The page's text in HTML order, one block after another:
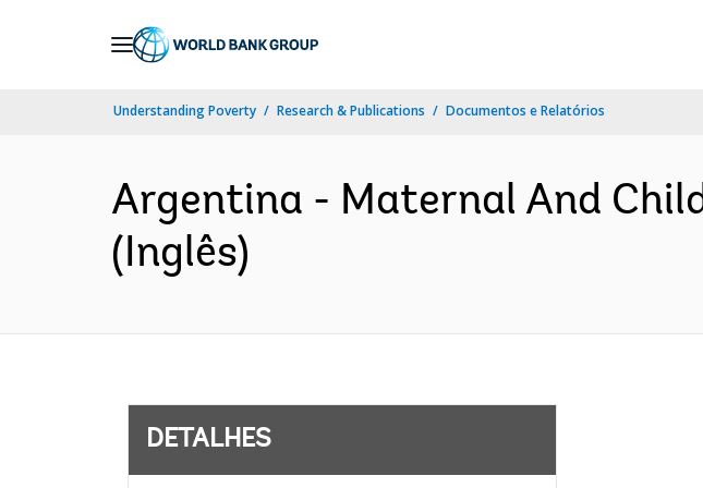
Understanding Poverty Research & Publications Documentos e Relatórios
Argentina - Maternal And
(Inglês)
DETALHES